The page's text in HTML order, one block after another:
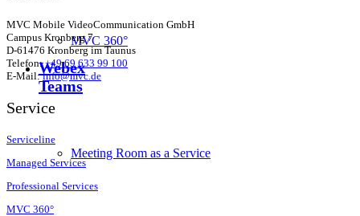
MVC 360°
Meeting Room as a Service
Webex
Teams
MVC Mobile VideoCommunication GmbH
Campus Kronberg 7
D-61476 Kronberg im Taunus
Telefon:+49 69 633 99 100
E-Mail:info@mvc.de
Service
Serviceline
Managed Services
Professional Services
MVC 360°